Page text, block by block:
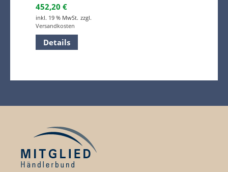
452,20 €
inkl. 19 % MwSt. zzgl.
Versandkosten
Details